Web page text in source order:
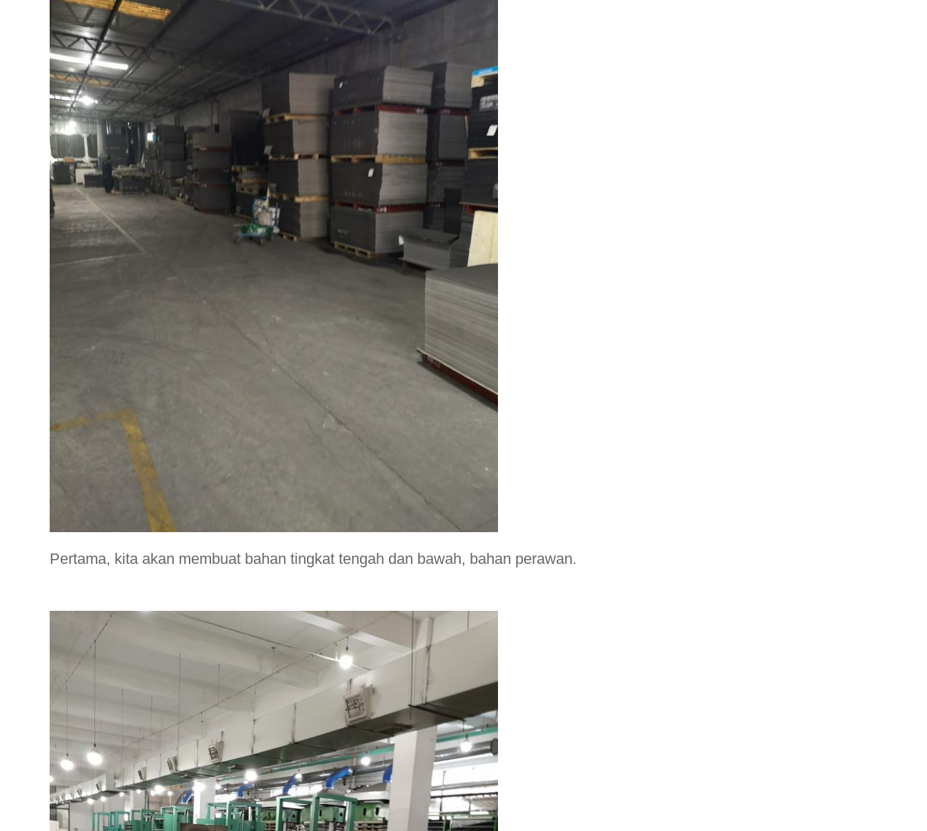
Pertama, kita akan membuat bahan tingkat tengah dan bawah, bahan perawan.